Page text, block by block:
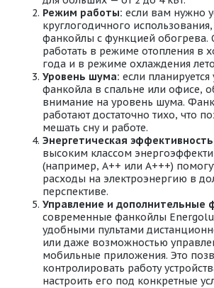
Режим работы: если вам нужно
круглогодичного
фанкойлы с функцией обогрева.
работать в режиме отопления в
года и в режиме охлаждения
Уровень шума: если планируется
фанкойла в спальне или офисе,
внимание на уровень шума.
работают достаточно тихо, что
мешать сну и работе.
Энергетическая
высоким классом
(например, A++ или A+++)
расходы на электроэнергию в
перспективе.
Управление и дополнительные
современные фанкойлы
удобными пультами
или даже возможностью
мобильные приложения. Это
контролировать работу
настроить его под конкретные